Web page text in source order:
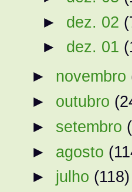
► dez. 02
► dez. 01
► novembro
► outubro
► setembro
► agosto
► julho (118)